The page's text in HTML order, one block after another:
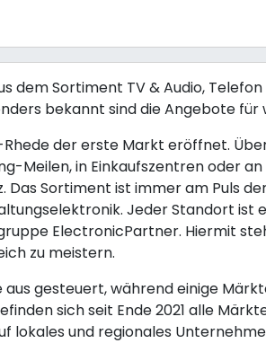
Sortiment TV & Audio,
bekannt sind die Angebote für
der erste Markt eröffnet.
in Einkaufszentren oder
Sortiment ist immer am Puls
Jeder Standort ist
ElectronicPartner. Hiermit
zu meistern.
gesteuert, während einige
sich seit Ende 2021 alle
lokales und regionales